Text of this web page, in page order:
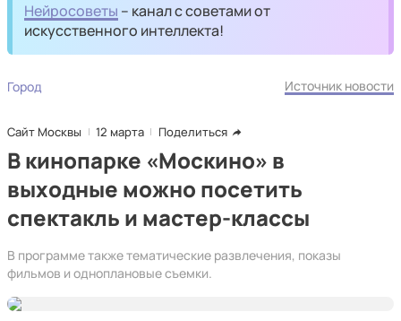
Нейросоветы – канал с советами от
искусственного интеллекта!
Город Источник новости
Сайт Москвы 12 марта Поделиться
В кинопарке «Москино» в
выходные можно посетить
спектакль и мастер-классы
В программе также тематические развлечения, показы
фильмов и одноплановые съемки.